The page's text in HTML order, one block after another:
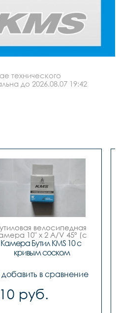
технического
до 2026.08.07 19:42
велосипедная
10" x 2 A/V 45º (с
кривым соском), инд.
yпак., русский дизайн,
бренд "KMS"
Камера Бутил KMS 10 с
кривым соском
добавить в сравнение
руб.